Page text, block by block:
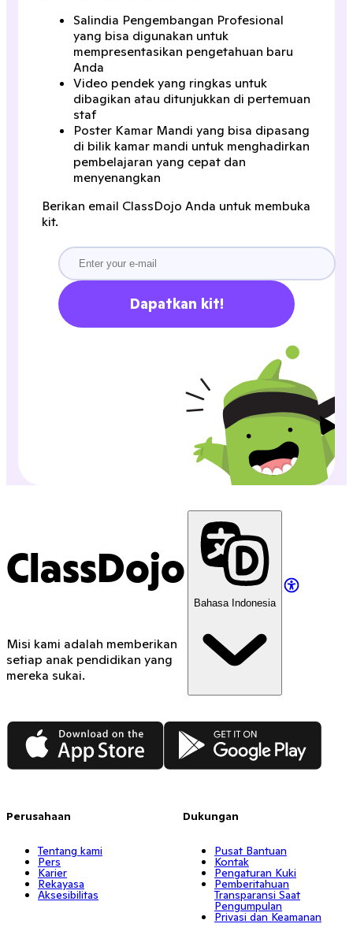
Salindia Pengembangan Profesional
yang bisa digunakan untuk
mempresentasikan pengetahuan baru
Anda
Video pendek yang ringkas untuk
dibagikan atau ditunjukkan di pertemuan
staf
Poster Kamar Mandi yang bisa dipasang
di bilik kamar mandi untuk menghadirkan
pembelajaran yang cepat dan
menyenangkan
Berikan email ClassDojo Anda untuk membuka
kit.
Dapatkan kit!
ClassDojo
Misi kami adalah memberikan
setiap anak pendidikan yang
mereka sukai.
Bahasa Indonesia
App Store Google Play
Perusahaan
Tentang kami
Pers
Karier
Rekayasa
Aksesibilitas
Dukungan
Pusat Bantuan
Kontak
Pengaturan Kuki
Pemberitahuan
Transparansi Saat
Pengumpulan
Privasi dan Keamanan